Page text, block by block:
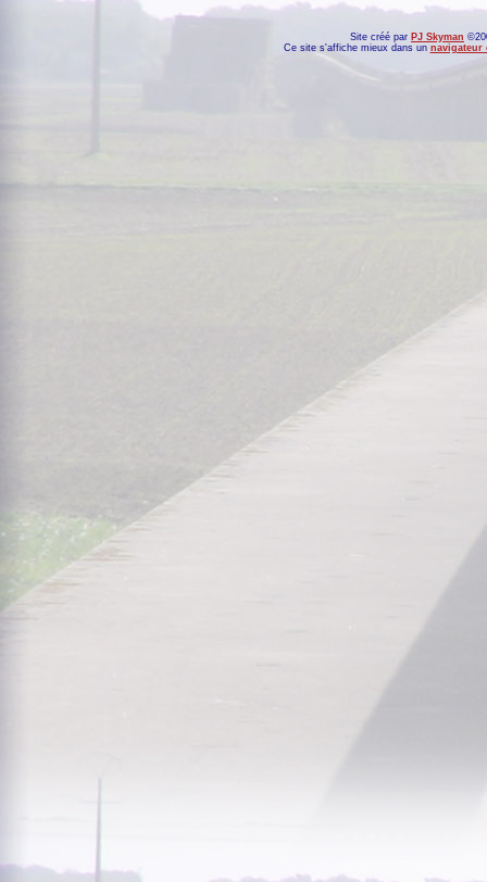
Site créé par PJ Skyman
Ce site s'affiche mieux dans un navigateur